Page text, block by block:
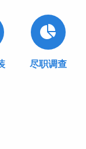
尽职调查